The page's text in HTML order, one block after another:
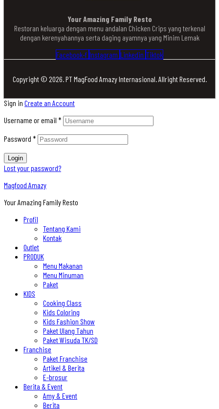
Your Amazing Family Resto
Restoran keluarga dengan menu andalan Chicken Crips yang terkenal
dengan kerenyahannya serta daging ayamnya yang Minim Lemak
Facebook-f Instagram Linkedin Tiktok
Copyright © 2026. PT MagFood Amazy Internasional. Allright Reserved.
Sign in Create an Account
Username or email *
Password *
Login
Lost your password?
Magfood Amazy
Your Amazing Family Resto
Profil
Tentang Kami
Kontak
Outlet
PRODUK
Menu Makanan
Menu Minuman
Paket
KIDS
Cooking Class
Kids Coloring
Kids Fashion Show
Paket Ulang Tahun
Paket Wisuda TK/SD
Franchise
Paket Franchise
Artikel & Berita
E-brosur
Berita & Event
Amy & Event
Berita